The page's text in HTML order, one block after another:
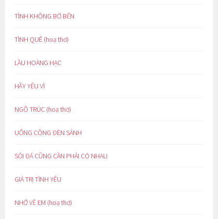
TÌNH KHÔNG BỜ BẾN
TÌNH QUÊ (hoạ thơ)
LẦU HOÀNG HẠC
HÃY YÊU VÌ
NGÕ TRÚC (hoạ thơ)
UỔNG CÔNG ĐÈN SÁNH
SỎI ĐÁ CŨNG CẦN PHẢI CÓ NHAU
GIÁ TRỊ TÌNH YÊU
NHỚ VỀ EM (hoạ thơ)